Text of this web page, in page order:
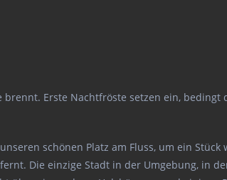
Erste Nachtfröste setzen ein, bedingt
schönen Platz am Fluss, um ein Stück
Die einzige Stadt in der Umgebung, in